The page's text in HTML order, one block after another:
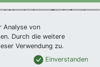
Nauheim - Steinfurth
Rosen Wiki
|Links|Sitemap
Analyse von
Durch die weitere
Verwendung zu.
Einverstanden